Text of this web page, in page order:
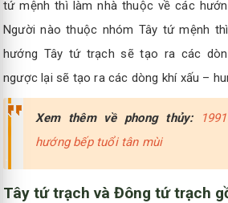
tứ mệnh thì làm nhà thuộc về các
Người nào thuộc nhóm Tây tứ mệnh
hướng Tây tứ trạch sẽ tạo ra các
ngược lại sẽ tạo ra các dòng khí xấu –
Xem thêm về phong thủy:
hướng bếp tuổi tân mùi
Tây tứ trạch và Đông tứ trạch